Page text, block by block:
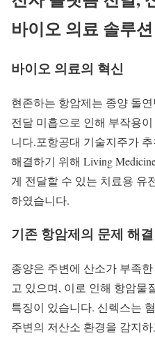
바이오 의료 솔루션
바이오 의료의 혁신
현존하는 항암제는 종양 돌
전달 미흡으로 인해 부작용
니다.포항공대 기술지주가
해결하기 위해 Living
게 전달할 수 있는 치료용 유
하였습니다.
기존 항암제의 문제 해결
종양은 주변에 산소가 부족
고 있으며, 이로 인해 항암물
특징이 있습니다. 신렉스는
주변의 저산소 환경을 감지